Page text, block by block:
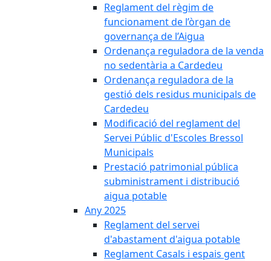
Reglament del règim de
funcionament de l’òrgan de
governança de l’Aigua
Ordenança reguladora de la venda
no sedentària a Cardedeu
Ordenança reguladora de la
gestió dels residus municipals de
Cardedeu
Modificació del reglament del
Servei Públic d'Escoles Bressol
Municipals
Prestació patrimonial pública
subministrament i distribució
aigua potable
Any 2025
Reglament del servei
d'abastament d'aigua potable
Reglament Casals i espais gent